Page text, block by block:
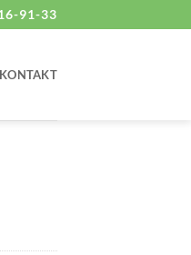
91-33
KONTAKT